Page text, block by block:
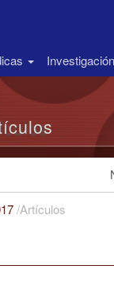
Investigación
/Artículos